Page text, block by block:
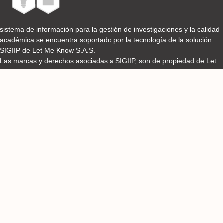
sistema de información para la gestión de investigaciones y la calidad
académica se encuentra soportado por la tecnología de la solución
SIGIIP de Let Me Know S.A.S.
Las marcas y derechos asociadas a SIGIIP, son de propiedad de Let
Me Know S.A.S y se encuentran protegidos por derechos de autor e